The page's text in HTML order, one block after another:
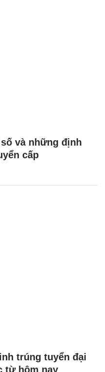
và những định
cấp
trúng tuyển đại
từ hôm nay